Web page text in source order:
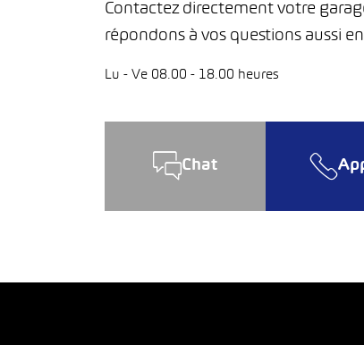
Contactez directement votre
répondons à vos questions aussi
Lu - Ve 08.00 - 18.00 heures
Chat